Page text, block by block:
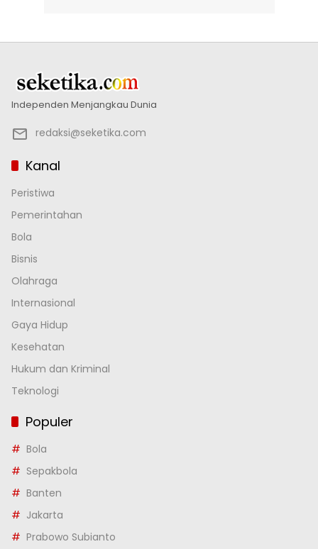
Independen Menjangkau Dunia
redaksi@seketika.com
Kanal
Peristiwa
Pemerintahan
Bola
Bisnis
Olahraga
Internasional
Gaya Hidup
Kesehatan
Hukum dan Kriminal
Teknologi
Populer
Bola
Sepakbola
Banten
Jakarta
Prabowo Subianto